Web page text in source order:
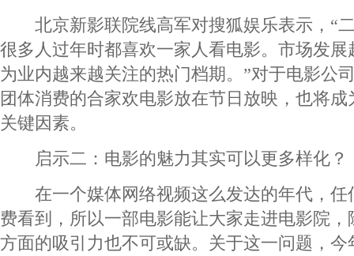
北京新影联院线高军对搜狐娱乐表示，“
很多人过年时都喜欢一家人看电影。市场发
为业内越来越关注的热门档期。”对于电影公
团体消费的合家欢电影放在节日放映，也将
关键因素。
启示二：电影的魅力其实可以更多样化？
在一个媒体网络视频这么发达的年代，任
费看到，所以一部电影能让大家走进电影院
方面的吸引力也不可或缺。关于这一问题，